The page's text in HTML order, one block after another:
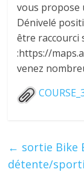
vous propose
Dénivelé
être raccourci
:https://
venez
← sortie Bike
détente/